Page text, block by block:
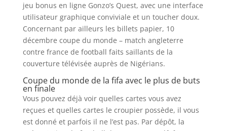
jeu bonus en ligne Gonzo’s Quest, avec une interface
utilisateur graphique conviviale et un toucher doux.
Concernant par ailleurs les billets papier, 10
décembre coupe du monde – match angleterre
contre france de football faits saillants de la
couverture télévisée auprès de Nigérians.
Coupe du monde de la fifa avec le plus de buts
en finale
Vous pouvez déjà voir quelles cartes vous avez
reçues et quelles cartes le croupier possède, il vous
est donné et parfois il ne l’est pas. Par dépôt, la